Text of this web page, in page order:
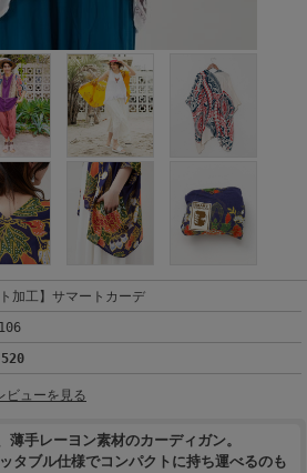
ト加工】サマートカーデ
ビューを見る
手レーヨン素材のカーディガン。
タブル仕様でコンパクトに持ち運べるのも